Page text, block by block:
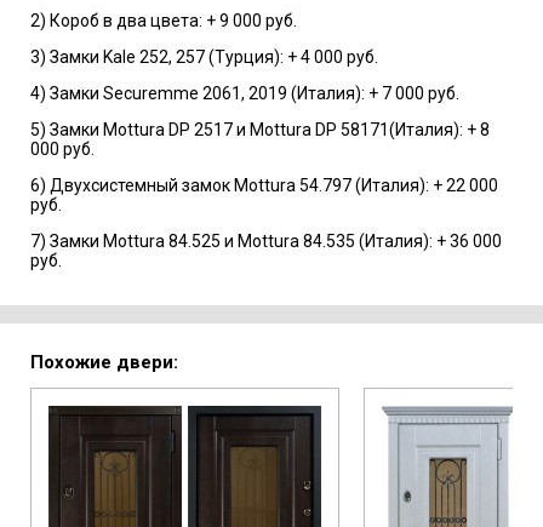
2) Короб в два цвета: + 9 000 руб.
3) Замки Kale 252, 257 (Турция): + 4 000 руб.
4) Замки Securemme 2061, 2019 (Италия): + 7 000 руб.
5) Замки Mottura DP 2517 и Mottura DP 58171(Италия): + 8
000 руб.
6) Двухсистемный замок Mottura 54.797 (Италия): + 22 000
руб.
7) Замки Mottura 84.525 и Mottura 84.535 (Италия): + 36 000
руб.
Похожие двери: